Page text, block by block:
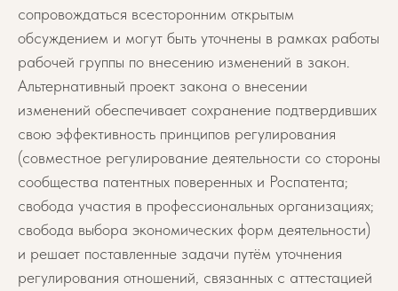
сопровождаться всесторонним открытым
обсуждением и могут быть уточнены в рамках работы
рабочей группы по внесению изменений в закон.
Альтернативный проект закона о внесении
изменений обеспечивает сохранение подтвердивших
свою эффективность принципов регулирования
(совместное регулирование деятельности со стороны
сообщества патентных поверенных и Роспатента;
свобода участия в профессиональных организациях;
свобода выбора экономических форм деятельности)
и решает поставленные задачи путём уточнения
регулирования отношений, связанных с аттестацией